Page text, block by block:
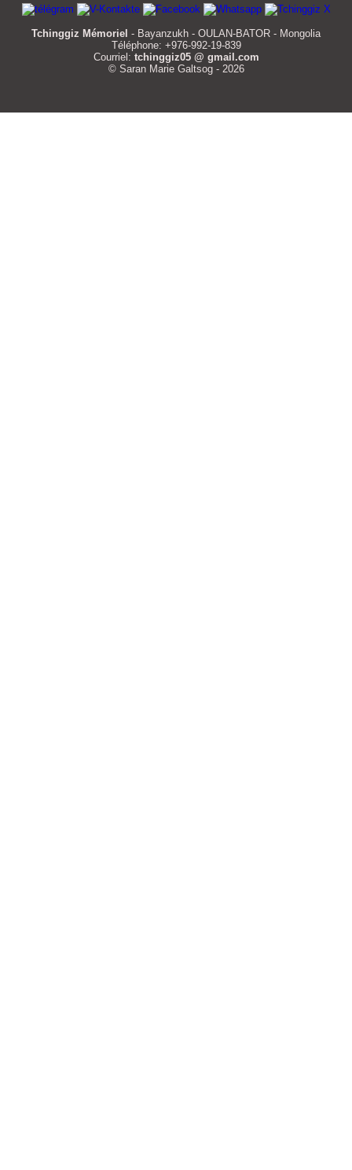
Tchinggiz Mémoriel - Bayanzukh - OULAN-BATOR - Mongolia
Téléphone: +976-992-19-839
Courriel: tchinggiz05 @ gmail.com
© Saran Marie Galtsog - 2026